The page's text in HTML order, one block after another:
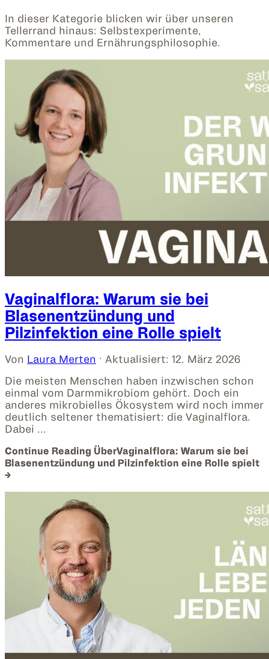
In dieser Kategorie blicken wir über unseren
Tellerrand hinaus: Selbstexperimente,
Kommentare und Ernährungsphilosophie.
Vaginalflora: Warum sie bei
Blasenentzündung und
Pilzinfektion eine Rolle spielt
Von Laura Merten · Aktualisiert: 12. März 2026
Die meisten Menschen haben inzwischen schon
einmal vom Darmmikrobiom gehört. Doch ein
anderes mikrobielles Ökosystem wird noch immer
deutlich seltener thematisiert: die Vaginalflora.
Dabei …
Continue Reading ÜberVaginalflora: Warum sie bei
Blasenentzündung und Pilzinfektion eine Rolle spielt
→